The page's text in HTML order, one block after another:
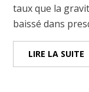
taux que la
baissé dans
LIRE LA SUITE